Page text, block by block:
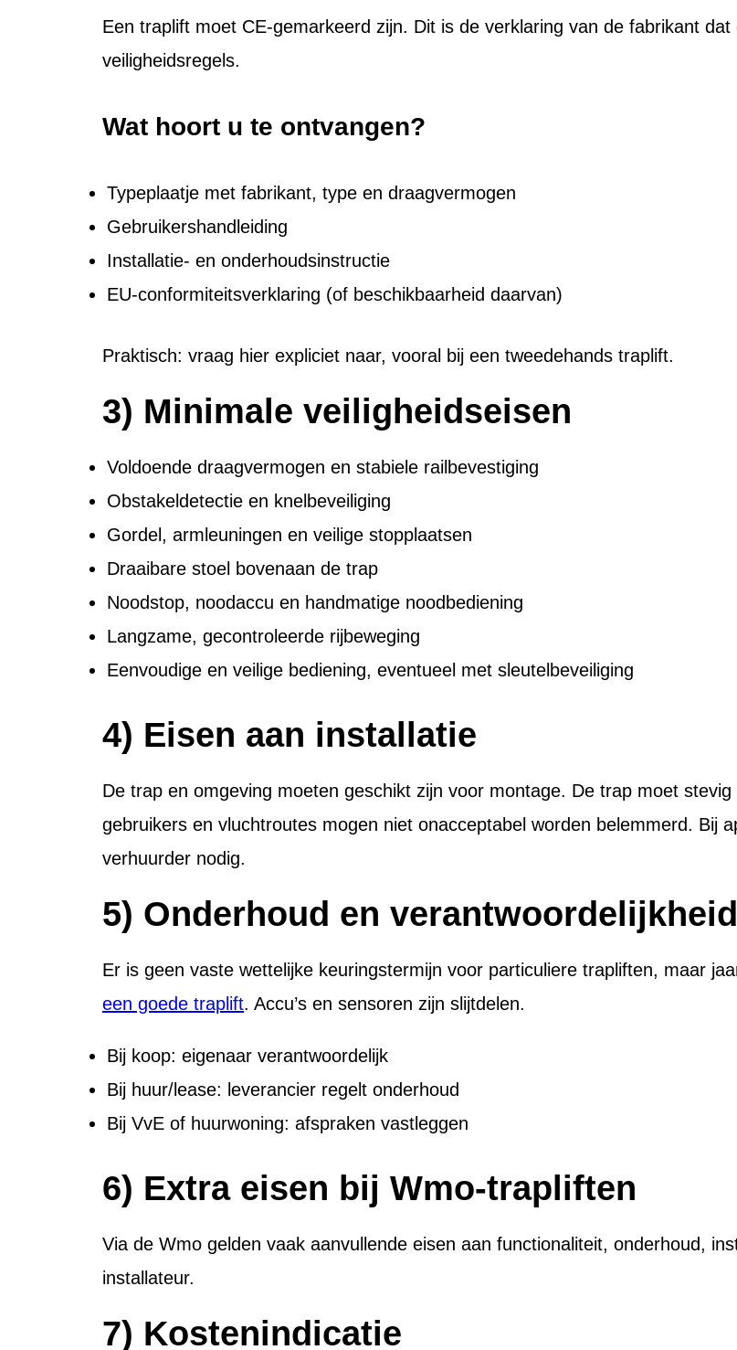
Een traplift moet CE-gemarkeerd zijn. Dit is de verklaring van de fabrikant
veiligheidsregels.
Wat hoort u te ontvangen?
Typeplaatje met fabrikant, type en draagvermogen
Gebruikershandleiding
Installatie- en onderhoudsinstructie
EU-conformiteitsverklaring (of beschikbaarheid daarvan)
Praktisch: vraag hier expliciet naar, vooral bij een tweedehands traplift.
3) Minimale veiligheidseisen
Voldoende draagvermogen en stabiele railbevestiging
Obstakeldetectie en knelbeveiliging
Gordel, armleuningen en veilige stopplaatsen
Draaibare stoel bovenaan de trap
Noodstop, noodaccu en handmatige noodbediening
Langzame, gecontroleerde rijbeweging
Eenvoudige en veilige bediening, eventueel met sleutelbeveiliging
4) Eisen aan installatie
De trap en omgeving moeten geschikt zijn voor montage. De trap moet
gebruikers en vluchtroutes mogen niet onacceptabel worden belemmerd. Bij
verhuurder nodig.
5) Onderhoud en verantwoordelijkheid
Er is geen vaste wettelijke keuringstermijn voor particuliere trapliften, maar
een goede traplift. Accu’s en sensoren zijn slijtdelen.
Bij koop: eigenaar verantwoordelijk
Bij huur/lease: leverancier regelt onderhoud
Bij VvE of huurwoning: afspraken vastleggen
6) Extra eisen bij Wmo-trapliften
Via de Wmo gelden vaak aanvullende eisen aan functionaliteit, onderhoud,
installateur.
7) Kostenindicatie